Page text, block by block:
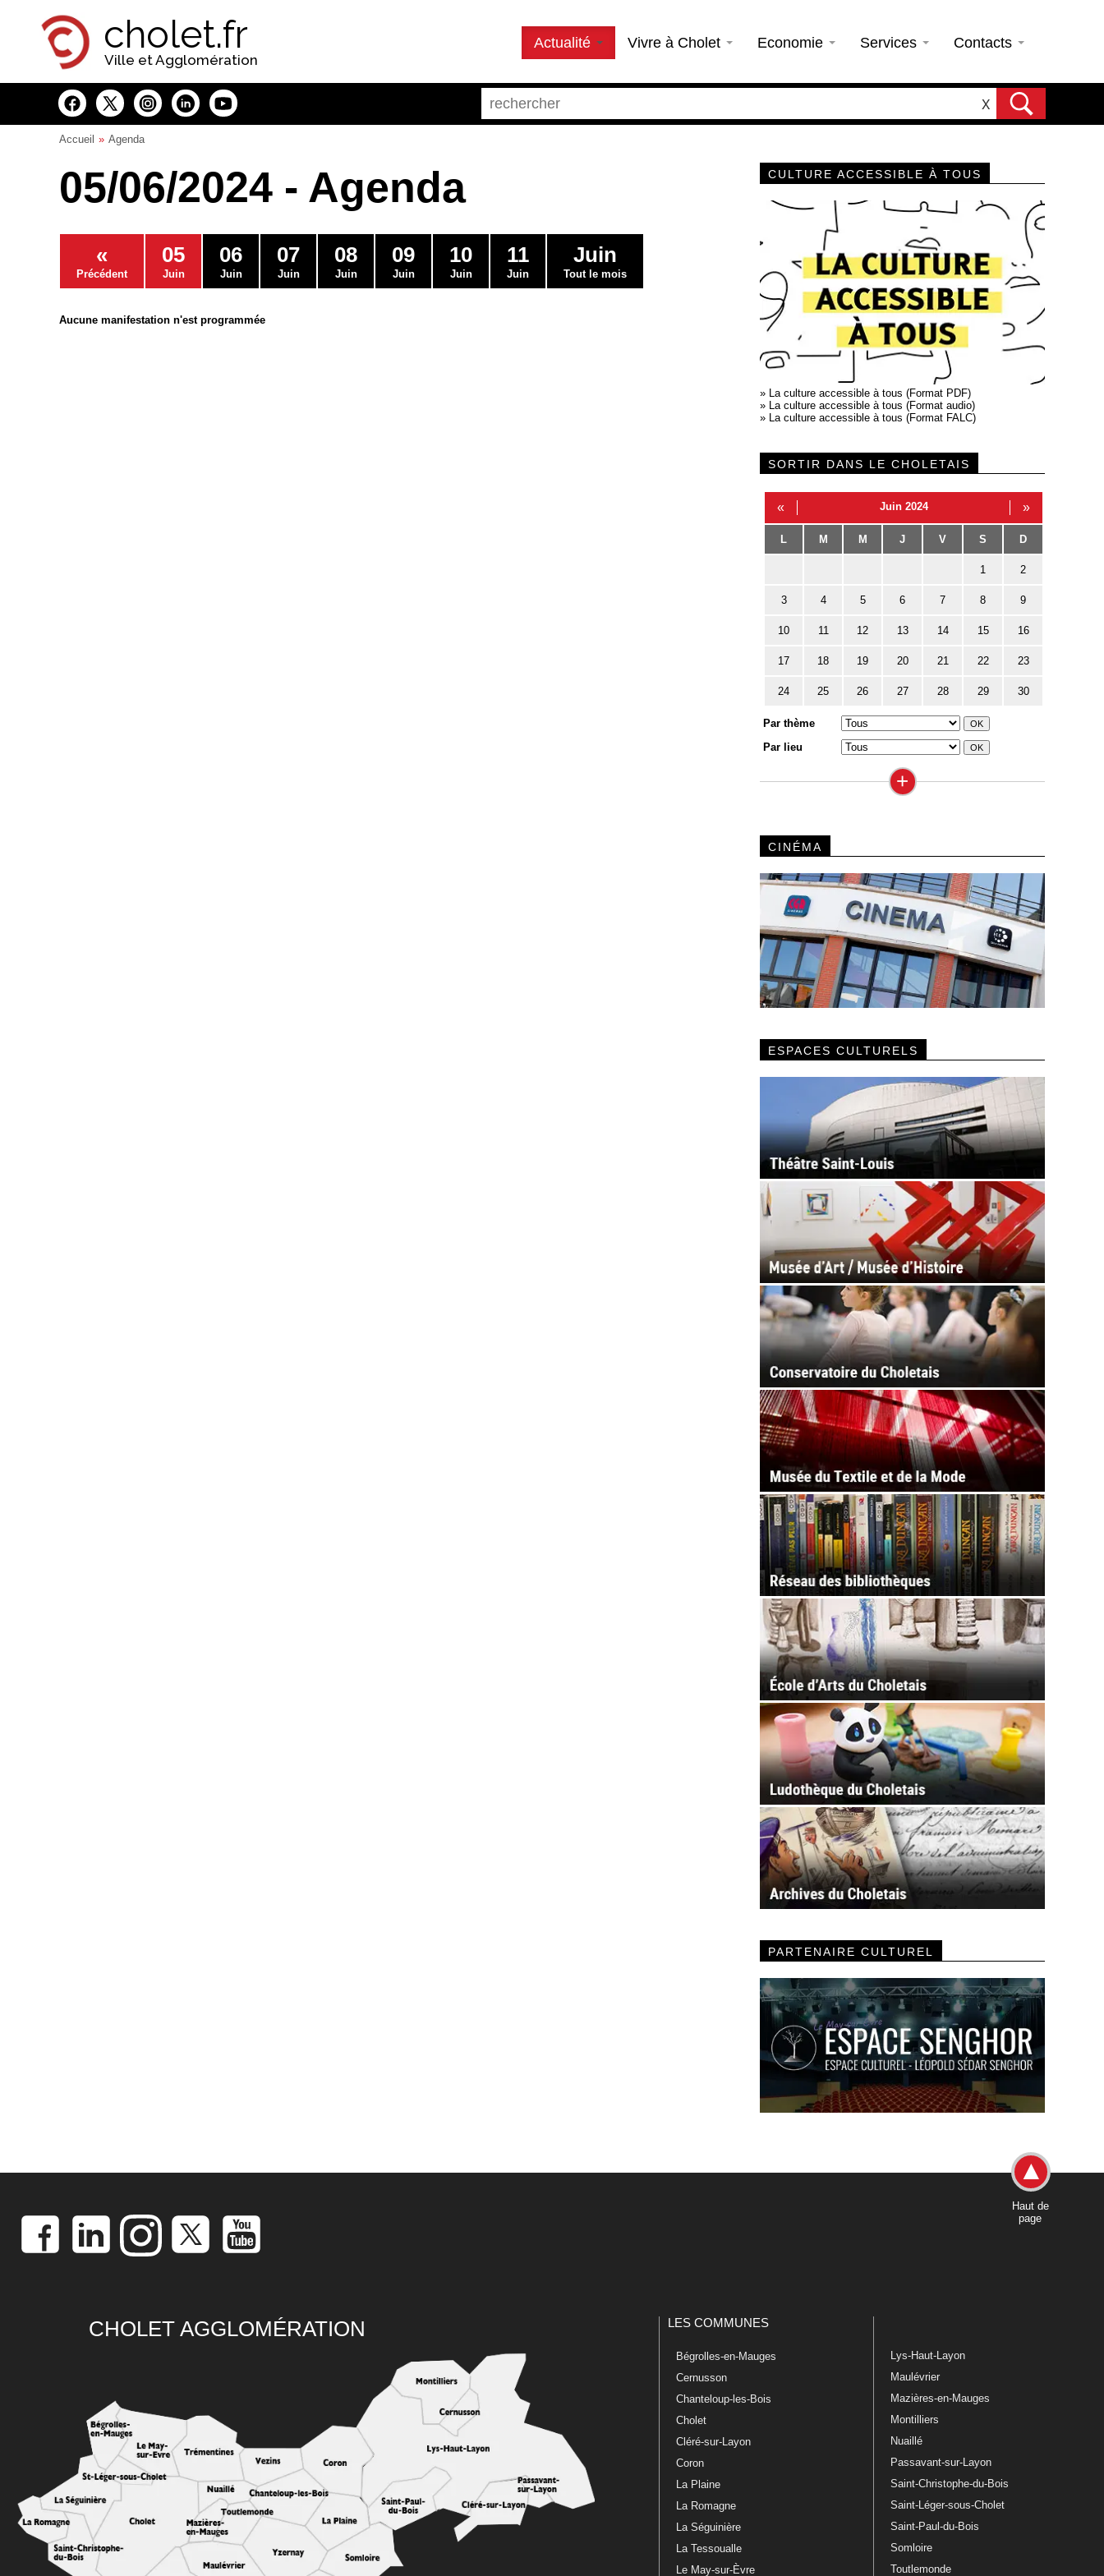
cholet.fr
Ville et Agglomération
Actualité Vivre à Cholet Economie Services Contacts
X
Accueil Agenda
05/06/2024 - Agenda
«
Précédent
05
Juin
06
Juin
07
Juin
08
Juin
09
Juin
10
Juin
11
Juin
Juin
Tout le mois
Aucune manifestation n'est programmée
CULTURE ACCESSIBLE À TOUS
» La culture accessible à tous (Format PDF)
» La culture accessible à tous (Format audio)
» La culture accessible à tous (Format FALC)
SORTIR DANS LE CHOLETAIS
« Juin 2024 »
L M M J V S D
1 2
3 4 5 6 7 8 9
10 11 12 13 14 15 16
17 18 19 20 21 22 23
24 25 26 27 28 29 30
Par thème
Par lieu
+
CINÉMA
ESPACES CULTURELS
PARTENAIRE CULTUREL
Haut de
page
CHOLET AGGLOMÉRATION LES COMMUNES
Bégrolles-en-Mauges
Cernusson
Chanteloup-les-Bois
Cholet
Cléré-sur-Layon
Coron
La Plaine
La Romagne
La Séguinière
La Tessoualle
Le May-sur-Èvre
Lys-Haut-Layon
Maulévrier
Mazières-en-Mauges
Montilliers
Nuaillé
Passavant-sur-Layon
Saint-Christophe-du-Bois
Saint-Léger-sous-Cholet
Saint-Paul-du-Bois
Somloire
Toutlemonde